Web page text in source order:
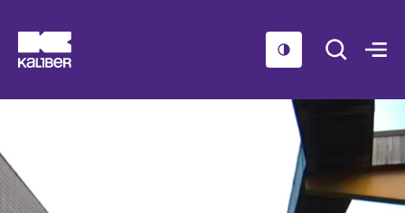
Sociaal domein